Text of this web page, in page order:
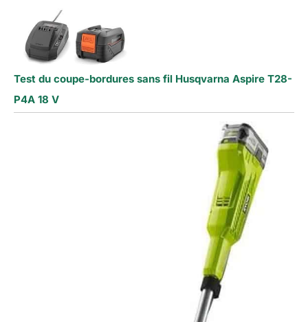
Test du coupe-bordures sans fil Husqvarna Aspire T28-
P4A 18 V